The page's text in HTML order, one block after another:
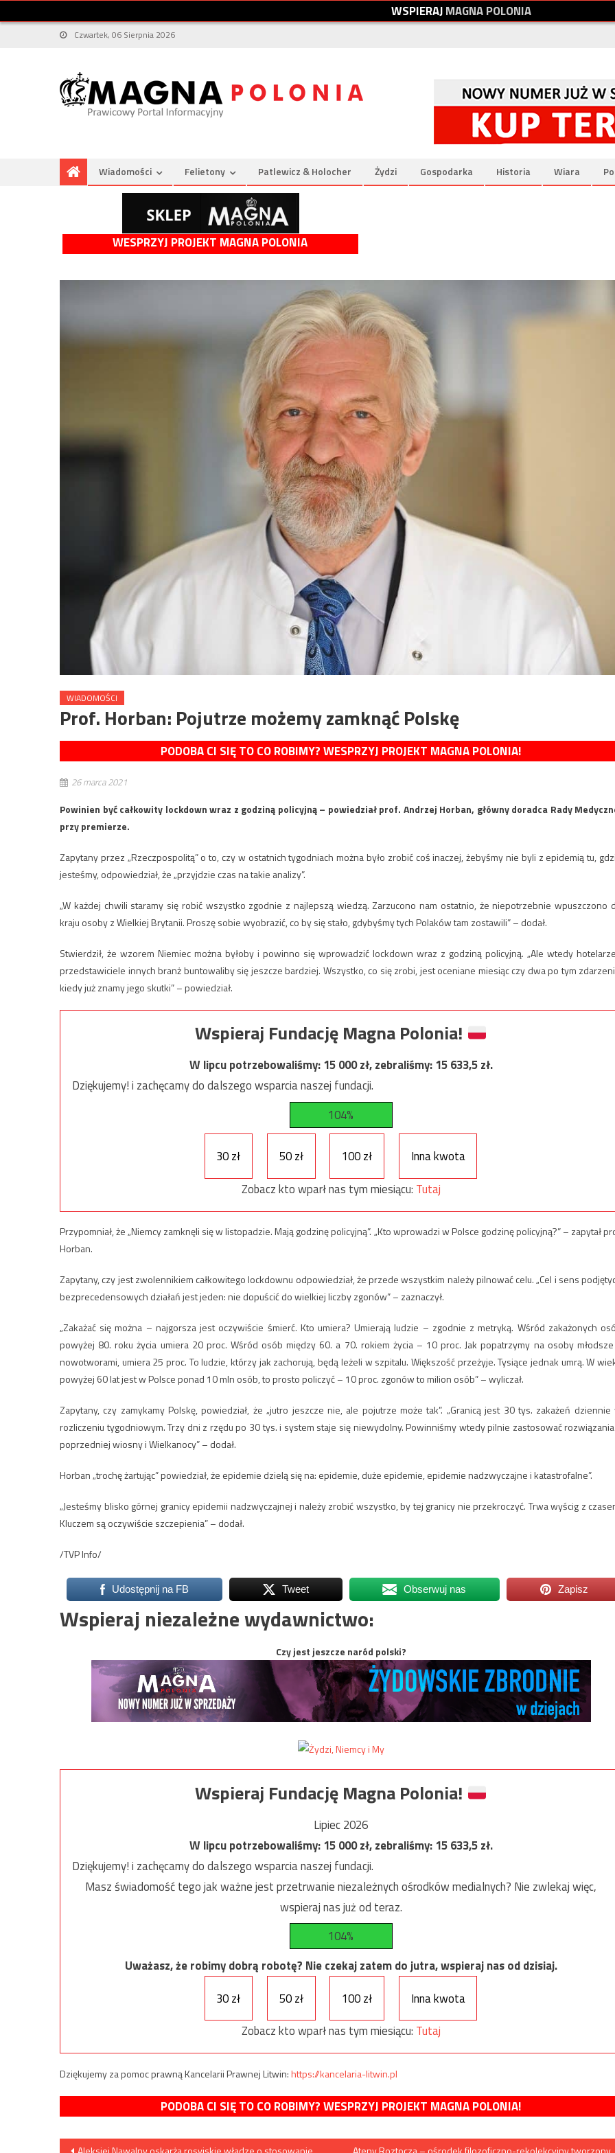
WSPIERAJMAGNAPOLONIA
Czwartek, 06 Sierpnia 2026
Wiadomości Felietony Patlewicz & Holocher Żydzi Gospodarka Historia Wiara
WESPRZYJ PROJEKT MAGNA POLONIA
WIADOMOŚCI
Prof. Horban: Pojutrze możemy zamknąć Polskę
PODOBA CI SIĘ TO CO ROBIMY? WESPRZYJ PROJEKT MAGNA POLONIA!
26 marca 2021
Powinien być całkowity lockdown wraz z godziną policyjną – powiedział prof. Andrzej Horban, główny doradca Rady
przy premierze.
Zapytany przez „Rzeczpospolitą” o to, czy w ostatnich tygodniach można było zrobić coś inaczej, żebyśmy nie byli z epidemią tu,
jesteśmy, odpowiedział, że „przyjdzie czas na takie analizy”.
„W każdej chwili staramy się robić wszystko zgodnie z najlepszą wiedzą. Zarzucono nam ostatnio, że niepotrzebnie wpuszczono
kraju osoby z Wielkiej Brytanii. Proszę sobie wyobrazić, co by się stało, gdybyśmy tych Polaków tam zostawili” – dodał.
Stwierdził, że wzorem Niemiec można byłoby i powinno się wprowadzić lockdown wraz z godziną policyjną. „Ale wtedy
przedstawiciele innych branż buntowaliby się jeszcze bardziej. Wszystko, co się zrobi, jest oceniane miesiąc czy dwa po tym
kiedy już znamy jego skutki” – powiedział.
Wspieraj Fundację Magna Polonia!
W lipcu potrzebowaliśmy:15 000zł, zebraliśmy:15 633,5zł.
Dziękujemy! i zachęcamy do dalszego wsparcia naszej fundacji.
104%
30 zł 50 zł 100 zł
Inna kwota
Zobacz kto wparł nas tym miesiącu: Tutaj
Przypomniał, że „Niemcy zamknęli się w listopadzie. Mają godzinę policyjną”. „Kto wprowadzi w Polsce godzinę policyjną?” – zapytał
Horban.
Zapytany, czy jest zwolennikiem całkowitego lockdownu odpowiedział, że przede wszystkim należy pilnować celu. „Cel i sens
bezprecedensowych działań jest jeden: nie dopuścić do wielkiej liczby zgonów” – zaznaczył.
„Zakażać się można – najgorsza jest oczywiście śmierć. Kto umiera? Umierają ludzie – zgodnie z metryką. Wśród zakażonych
powyżej 80. roku życia umiera 20 proc. Wśród osób między 60. a 70. rokiem życia – 10 proc. Jak popatrzymy na osoby
nowotworami, umiera 25 proc. To ludzie, którzy jak zachorują, będą leżeli w szpitalu. Większość przeżyje. Tysiące jednak umrą. W
powyżej 60 lat jest w Polsce ponad 10 mln osób, to prosto policzyć – 10 proc. zgonów to milion osób” – wyliczał.
Zapytany, czy zamykamy Polskę, powiedział, że „jutro jeszcze nie, ale pojutrze może tak”. „Granicą jest 30 tys. zakażeń dziennie
rozliczeniu tygodniowym. Trzy dni z rzędu po 30 tys. i system staje się niewydolny. Powinniśmy wtedy pilnie zastosować
poprzedniej wiosny i Wielkanocy” – dodał.
Horban „trochę żartując” powiedział, że epidemie dzielą się na: epidemie, duże epidemie, epidemie nadzwyczajne i katastrofalne”.
„Jesteśmy blisko górnej granicy epidemii nadzwyczajnej i należy zrobić wszystko, by tej granicy nie przekroczyć. Trwa wyścig z
Kluczem są oczywiście szczepienia” – dodał.
/TVP Info/
Udostępnij na FB Tweet Obserwuj nas Zapisz
Wspieraj niezależne wydawnictwo:
Czy jest jeszcze naród polski?
Wspieraj Fundację Magna Polonia!
Lipiec 2026
W lipcu potrzebowaliśmy:15 000zł, zebraliśmy:15 633,5zł.
Dziękujemy! i zachęcamy do dalszego wsparcia naszej fundacji.
Masz świadomość tego jak ważne jest przetrwanie niezależnych ośrodków medialnych? Nie zwlekaj więc,
wspieraj nas już od teraz.
104%
Uważasz, że robimy dobrą robotę? Nie czekaj zatem do jutra, wspieraj nas od dzisiaj.
30 zł
50 zł 100 zł
Inna kwota
Zobacz kto wparł nas tym miesiącu: Tutaj
Dziękujemy za pomoc prawną Kancelarii Prawnej Litwin:https://kancelaria-litwin.pl
PODOBA CI SIĘ TO CO ROBIMY? WESPRZYJ PROJEKT MAGNA POLONIA!